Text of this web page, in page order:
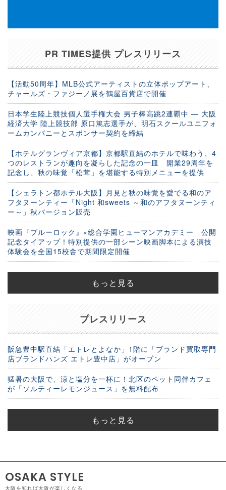
PR TIMES提供 プレスリリース
【活動50周年】MLB公式アーティストの立体ポップアート、
チャールズ・ファジーノ展を鶴屋百貨店で開催
日本学生陸上競技個人選手権大会 男子棒高跳2連覇中 ― 大阪
経済大学 陸上競技部 原口篤志選手が、明石スクールユニフォ
ームカンパニーとスポンサー契約を締結
【ホテルグランヴィア京都】京都駅直結のホテルで味わう、4
つのレストランが趣向を凝らした記念の一皿 開業29周年を
記念し、秋の味覚「松茸」を堪能する特別メニューを提供
【シェラトン都ホテル大阪】月見と秋の味覚を愛でる和のア
フタヌーンティー「Night 和sweets ～和のアフタヌーンティ
ー～」秋バージョン販売
映画『ブルーロック』×総合学園ヒューマンアカデミー 公開
記念タイアップ！特別提供の一部シーン映画脚本による演技
体験会を全国15校舎で期間限定開催
もっと見る
プレスリリース
阪急豊中駅直結「エトレとよなか」1階に「ブランド買取専門
店ブランドハンズ エトレ豊中店」がオープン
猛暑の大阪で、涼と塩分を一杯に！北区のペット同伴カフェ
が「ソルティーレモンジュース」を無料配布
もっと見る
OSAKA STYLE
大阪を知れば大阪が楽しくなる